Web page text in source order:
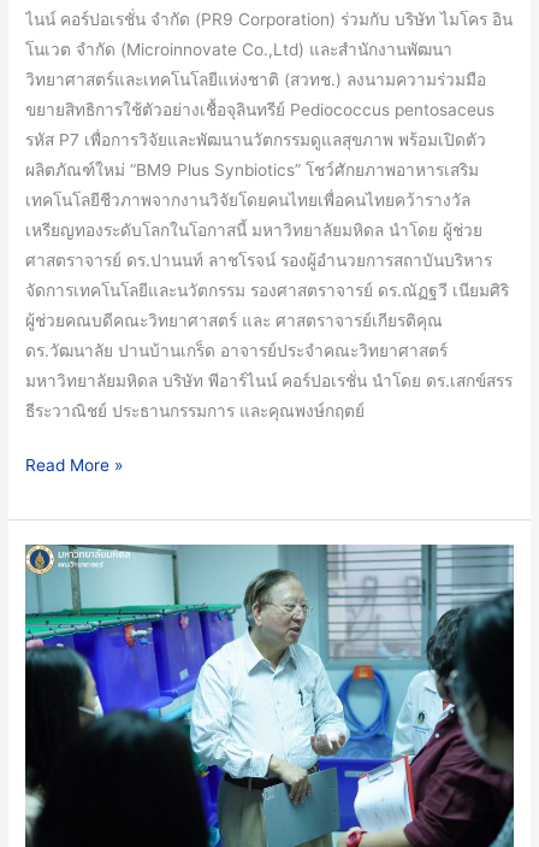
ไนน์ คอร์ปอเรชั่น จำกัด (PR9 Corporation) ร่วมกับ บริษัท ไมโคร อิน
โนเวต จำกัด (Microinnovate Co.,Ltd) และสำนักงานพัฒนา
วิทยาศาสตร์และเทคโนโลยีแห่งชาติ (สวทช.) ลงนามความร่วมมือ
ขยายสิทธิการใช้ตัวอย่างเชื้อจุลินทรีย์ Pediococcus pentosaceus
รหัส P7 เพื่อการวิจัยและพัฒนานวัตกรรมดูแลสุขภาพ พร้อมเปิดตัว
ผลิตภัณฑ์ใหม่ “BM9 Plus Synbiotics” โชว์ศักยภาพอาหารเสริม
เทคโนโลยีชีวภาพจากงานวิจัยโดยคนไทยเพื่อคนไทยคว้ารางวัล
เหรียญทองระดับโลกในโอกาสนี้ มหาวิทยาลัยมหิดล นำโดย ผู้ช่วย
ศาสตราจารย์ ดร.ปานนท์ ลาชโรจน์ รองผู้อำนวยการสถาบันบริหาร
จัดการเทคโนโลยีและนวัตกรรม รองศาสตราจารย์ ดร.ณัฏฐวี เนียมศิริ
ผู้ช่วยคณบดีคณะวิทยาศาสตร์ และ ศาสตราจารย์เกียรติคุณ
ดร.วัฒนาลัย ปานบ้านเกร็ด อาจารย์ประจำคณะวิทยาศาสตร์
มหาวิทยาลัยมหิดล บริษัท พีอาร์ไนน์ คอร์ปอเรชั่น นำโดย ดร.เสกข์สรร
ธีระวาณิชย์ ประธานกรรมการ และคุณพงษ์กฤตย์
ใช้
ตัวอย่าง
เชื้อ
จุลินทรีย์
เพื่อ
การ
วิจัย
และ
พัฒนา
นวัตกรรม
ดูแล
สุขภาพ
Read More »
หน่วย
ทดลอง
คณะ
ม.มหิดล
รับ
การ
รับรอง